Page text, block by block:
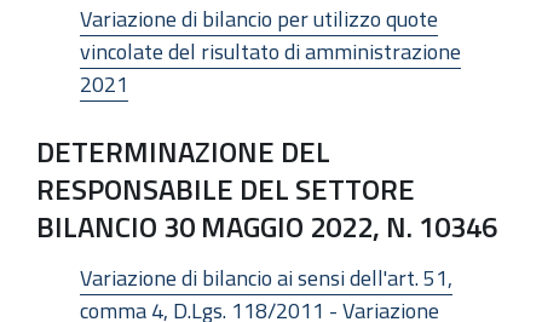
Variazione di bilancio per utilizzo quote
vincolate del risultato di amministrazione
2021
DETERMINAZIONE DEL
RESPONSABILE DEL SETTORE
BILANCIO 30 MAGGIO 2022, N. 10346
Variazione di bilancio ai sensi dell'art. 51,
comma 4, D.Lgs. 118/2011 - Variazione